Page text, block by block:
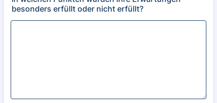
besonders erfüllt oder nicht erfüllt?